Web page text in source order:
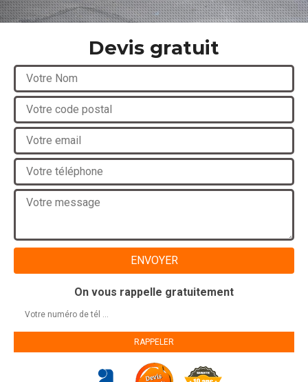
Devis gratuit
On vous rappelle gratuitement